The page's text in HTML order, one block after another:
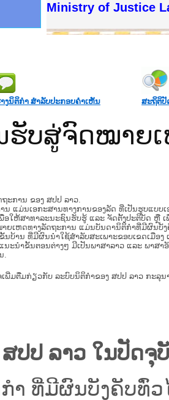
Ministry of Justice
ງນິຕິກໍາ ສໍາລັບປະກອບຄໍາເຫັນ ສະຖິຕິປັ
ບສູ່ຈົດໝາຍເ
ະການ ຂອງ ສປປ ລາວ.
ແມ່ນ​ເອ​ກະ​ສານ​ທາງ​ການ​ຂອງ​ລັດ ທີ່​ເປັນ​ຮູບ​ແບບ​
ອໃຫ້​ສາ​ທາ​ລະ​ນະ​ຊົນ​ຮັບ​ຮູ້ ແລະ ຈັດ​ຕັ້ງ​ປະ​ຕິ​ບັດ ຫຼື
ຍ​ເຫດ​ທາງ​ລັດ​ຖະ​ການ ​ແມ່ນ​ບັນ​ດາ​ນິ​ຕິ​ກຳ​ທີ່​ມີ​ຜົນ​ບັ
ນ​ບ້ານ ​ທີ່​ມີ​ຜົນ​ນຳ​ໃຊ້​ສຳ​ລັບ​ສະ​ເພາະ​ຂອບ​ເຂດ​ເມືອງ
ນະນໍາຂັ້ນຕອນຕ່າງໆ ມີເປັນພາສາລາວ ແລະ ພາສ
.
ພີ່ມຕື່ມກ່ຽວກັບ ລະບົບນິຕິກຳຂອງ ສປປ ລາວ ກະລຸນ
ປປ ລາວ ໃນປັດ
າ ທີ່ມີຜົນບັງຄັບທົ່